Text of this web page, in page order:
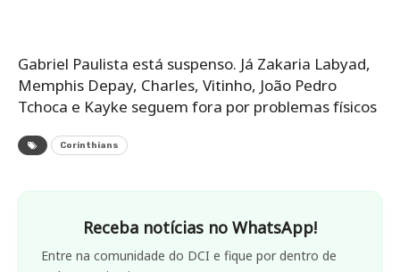
Gabriel Paulista está suspenso. Já Zakaria Labyad,
Memphis Depay, Charles, Vitinho, João Pedro
Tchoca e Kayke seguem fora por problemas físicos
Corinthians
Receba notícias no WhatsApp!
Entre na comunidade do DCI e fique por dentro de